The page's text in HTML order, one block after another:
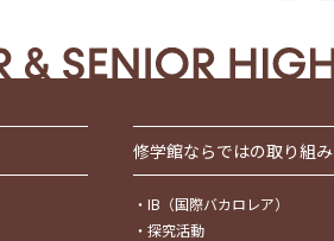
修学館ならではの取り組み
・ IB（国際バカロレア）
・ 探究活動